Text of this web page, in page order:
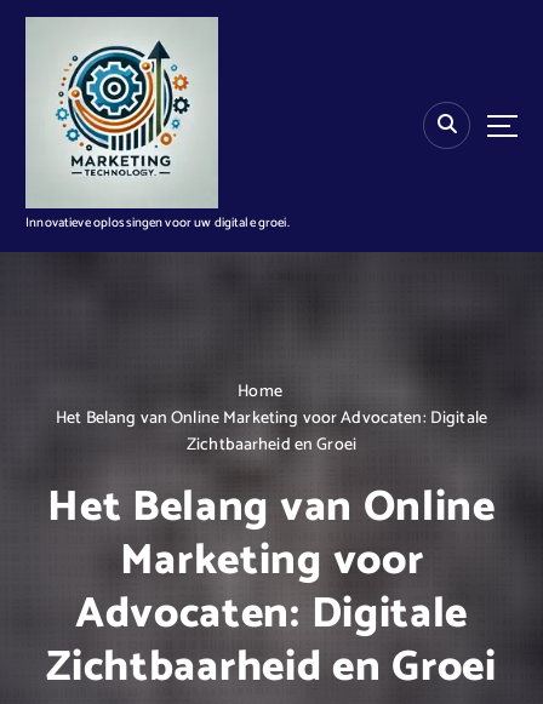
n
Innovatieve oplossingen voor uw digitale groei.
Home
Het Belang van Online Marketing voor Advocaten: Digitale
Zichtbaarheid en Groei
Het Belang van Online
Marketing voor
Advocaten: Digitale
Zichtbaarheid en Groei